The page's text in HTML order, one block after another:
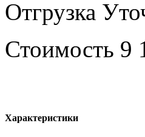
Отгрузка
Стоимость 9
Характеристики